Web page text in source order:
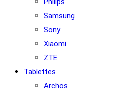
Philips
Samsung
Sony
Xiaomi
ZTE
Tablettes
Archos